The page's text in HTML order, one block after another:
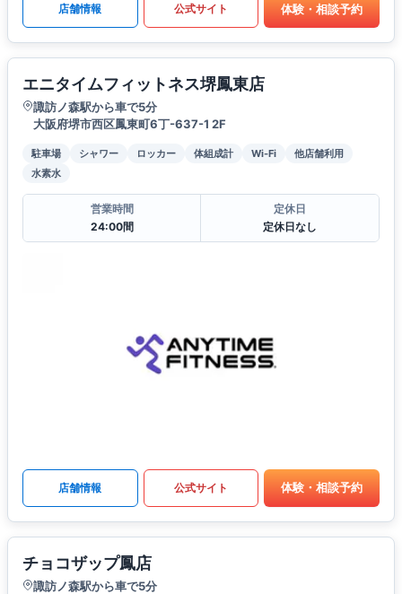
店舗情報 公式サイト 体験・相談予約
エニタイムフィットネス堺鳳東店
諏訪ノ森駅から車で5分
大阪府堺市西区鳳東町6丁-637-1 2F
駐車場 シャワー ロッカー 体組成計 Wi-Fi
他店舗利用
水素水
営業時間
24:00間
定休日
定休日なし
店舗情報 公式サイト 体験・相談予約
チョコザップ鳳店
諏訪ノ森駅から車で5分